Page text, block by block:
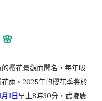
櫻花景觀而聞名，每年吸
雨。2025年的櫻花季將於
月1日早上8時30分，武陵農